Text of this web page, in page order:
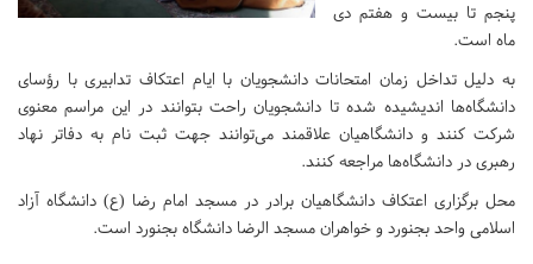
پنجم تا بیست و هفتم دی
ماه است.
به دلیل تداخل زمان امتحانات دانشجویان با ایام اعتکاف تدابیری با رؤسای
دانشگاه‌ها اندیشیده شده تا دانشجویان راحت بتوانند در این مراسم معنوی
شرکت کنند و دانشگاهیان علاقمند می‌توانند جهت ثبت نام به دفاتر نهاد
رهبری در دانشگاه‌ها مراجعه کنند.
محل برگزاری اعتکاف دانشگاهیان برادر در مسجد امام رضا (ع) دانشگاه آزاد
اسلامی واحد بجنورد و خواهران مسجد الرضا دانشگاه بجنورد است.